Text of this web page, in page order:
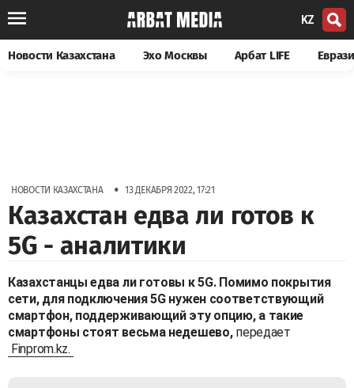
KZ
Новости Казахстана Эхо Москвы Арбат LIFE
НОВОСТИ КАЗАХСТАНА • 13 ДЕКАБРЯ 2022, 17:21
Казахстан едва ли готов к
5G - аналитики
Казахстанцы едва ли готовы к 5G. Помимо покрытия
сети, для подключения 5G нужен соответствующий
смартфон, поддерживающий эту опцию, а такие
смартфоны стоят весьма недешево,передает
Finprom.kz.